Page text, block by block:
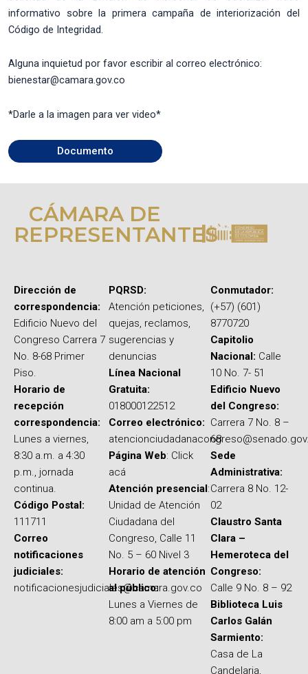
informativo sobre la primera campaña de interiorización del
Código de Integridad.
Alguna inquietud por favor escribir al correo electrónico:
bienestar@camara.gov.co
*Darle a la imagen para ver video*
Documento
CÁMARA DE
REPRESENTANTES
Dirección de
correspondencia:
Edificio Nuevo del
Congreso Carrera 7
No. 8-68 Primer
Piso.
Horario de
recepción
correspondencia:
Lunes a viernes,
8:30 a.m. a 4:30
p.m., jornada
continua.
Código Postal:
111711
Correo
notificaciones
judiciales:
notificacionesjudiciales@camara.gov.co
PQRSD:
Atención peticiones,
quejas, reclamos,
sugerencias y
denuncias
Línea Nacional
Gratuita:
018000122512
Correo electrónico:
Página Web: Click
acá
Atención presencial:
Unidad de Atención
Ciudadana del
Congreso, Calle 11
No. 5 – 60 Nivel 3
Horario de atención
al público:
Lunes a Viernes de
8:00 am a 5:00 pm
Conmutador:
(+57) (601)
8770720
Capitolio
Nacional: Calle
10 No. 7- 51
Edificio Nuevo
del Congreso:
Carrera 7 No. 8 –
68
Sede
Administrativa:
Carrera 8 No. 12-
02
Claustro Santa
Clara –
Hemeroteca del
Congreso:
Calle 9 No. 8 – 92
Biblioteca Luis
Carlos Galán
Sarmiento:
Casa de La
Candelaria,